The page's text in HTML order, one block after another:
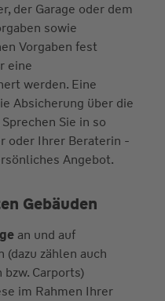
der Garage oder dem
sowie
Vorgaben fest
eine
werden. Eine
Absicherung über die
Sprechen Sie in so
oder Ihrer Beraterin -
Angebot.
Gebäuden
an und auf
zählen auch
Carports)
im Rahmen Ihrer